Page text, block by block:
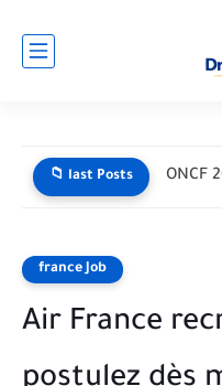
📁 last Posts
france Job
Air France